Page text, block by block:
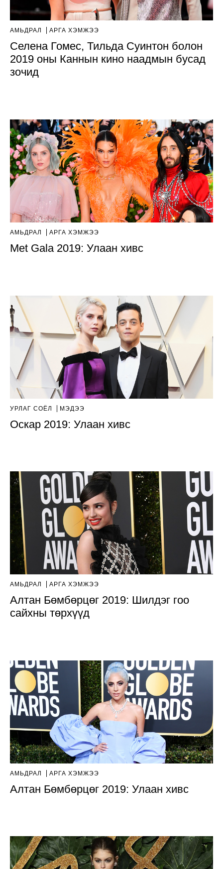
АМЬДРАЛ АРГА ХЭМЖЭЭ
Селена Гомес, Тильда Суинтон болон
2019 оны Каннын кино наадмын бусад
зочид
АМЬДРАЛ АРГА ХЭМЖЭЭ
Met Gala 2019: Улаан хивс
УРЛАГ СОЁЛ МЭДЭЭ
Оскар 2019: Улаан хивс
АМЬДРАЛ АРГА ХЭМЖЭЭ
Алтан Бөмбөрцөг 2019: Шилдэг гоо
сайхны төрхүүд
АМЬДРАЛ АРГА ХЭМЖЭЭ
Алтан Бөмбөрцөг 2019: Улаан хивс